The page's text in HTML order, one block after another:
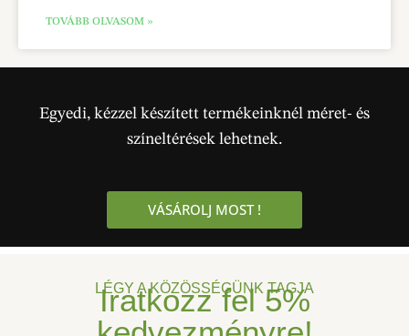
TOVÁBB OLVASOM »
Egyedi, kézzel készített termékeinknél méret- és
színeltérések lehetnek.
VÁSÁROLJ MOST !
LÉGY A KÖZÖSSÉGÜNK TAGJA
Iratkozz fel5%